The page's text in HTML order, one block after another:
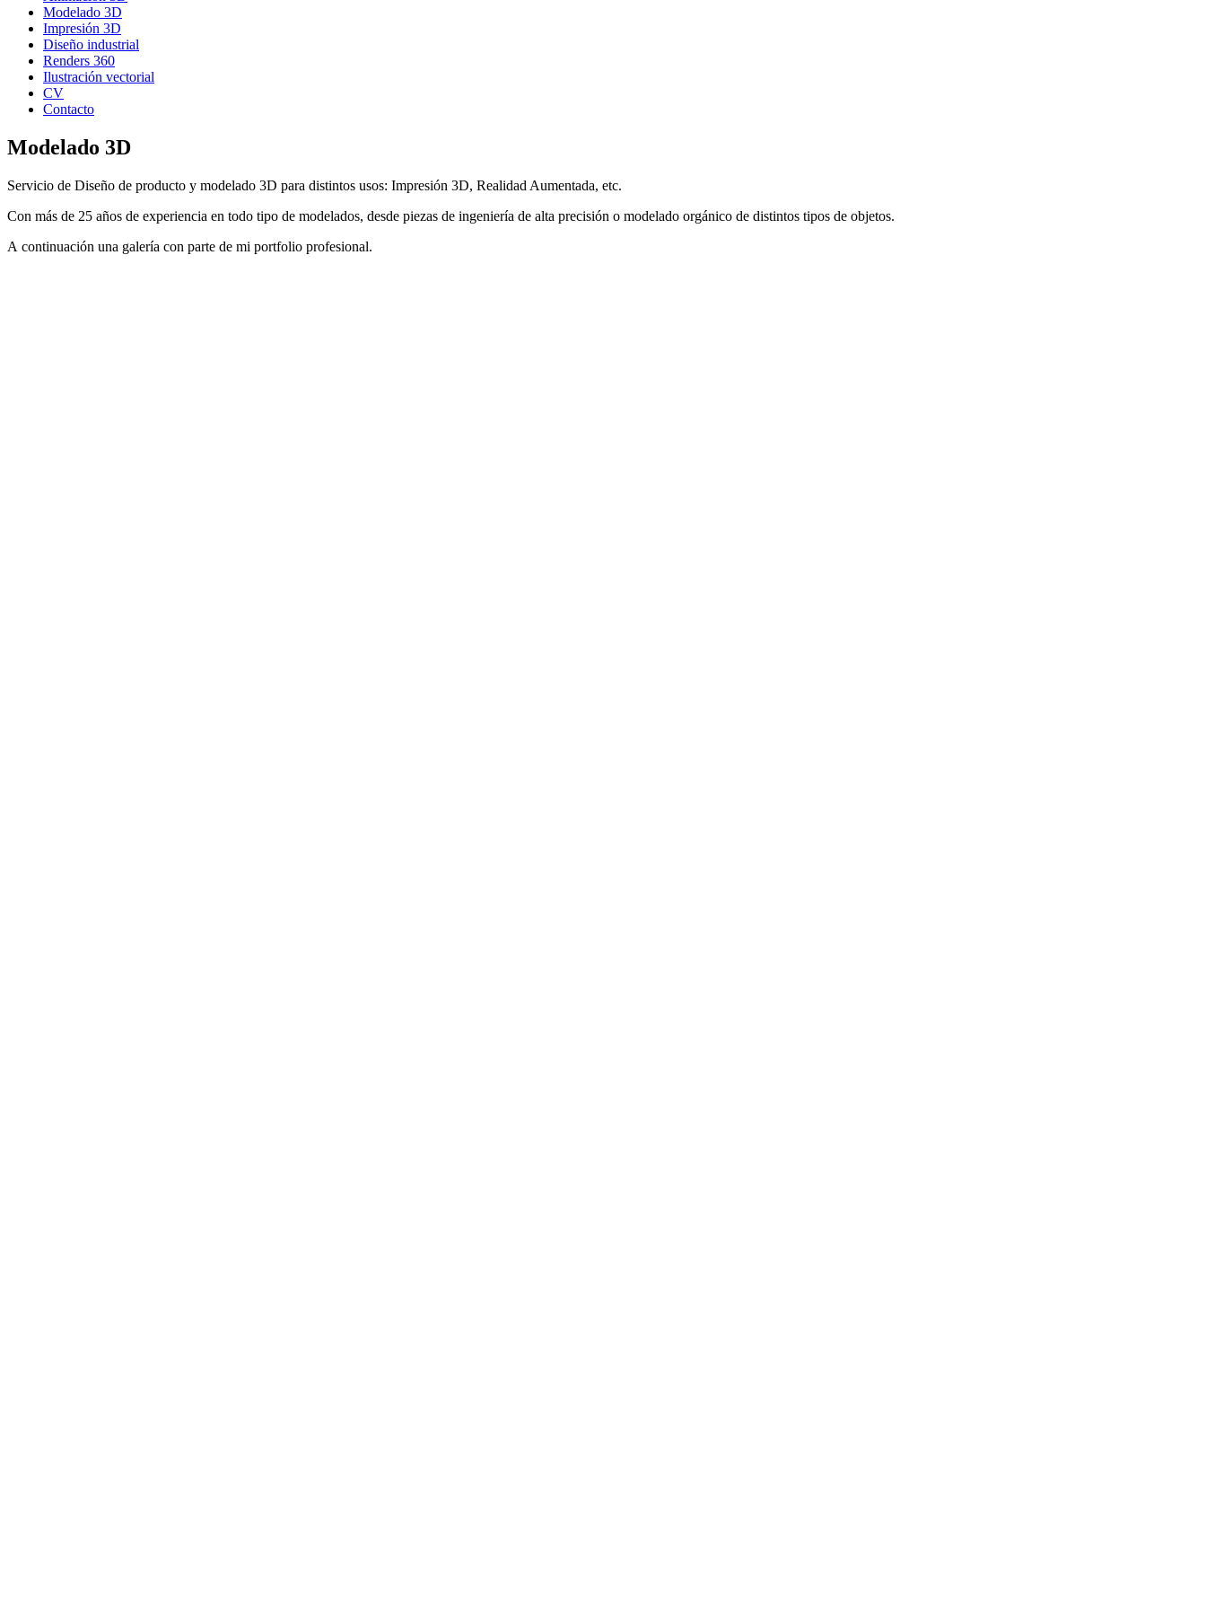
Modelado 3D
Impresión 3D
Diseño industrial
Renders 360
Ilustración vectorial
CV
Contacto
Modelado 3D
Servicio de Diseño de producto y modelado 3D para distintos usos: Impresión 3D, Realidad Aumentada, etc.
Con más de 25 años de experiencia en todo tipo de modelados, desde piezas de ingeniería de alta precisión o modelado orgánico de distintos tipos de objetos.
A continuación una galería con parte de mi portfolio profesional.